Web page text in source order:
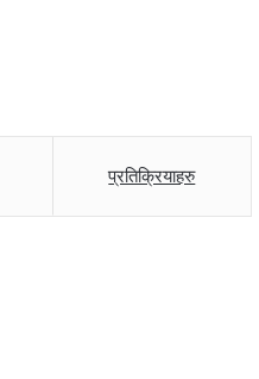
प्रतिक्रियाहरु